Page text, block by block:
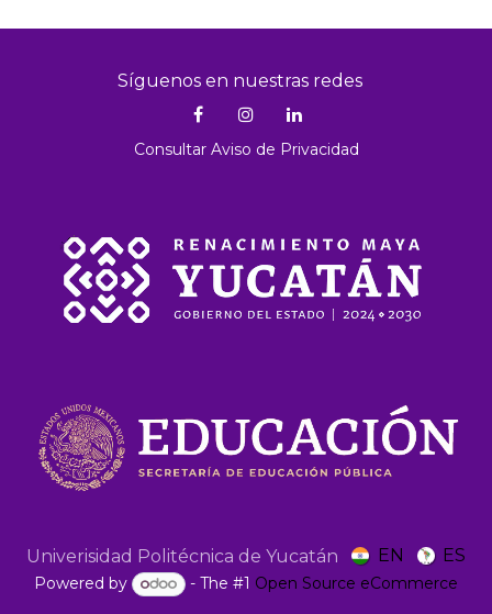
Síguenos en nuestras redes
Consultar Aviso de Privacidad
Univerisidad Politécnica de Yucatán EN ES
Powered by - The #1 Open Source eCommerce